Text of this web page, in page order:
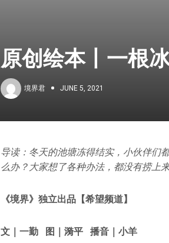
原创绘本丨一根
境界君 JUNE 5, 2021
导读：冬天的池塘冻得结实，小伙伴们
么办？大家想了各种办法，都没有捞上
《境界》独立出品【希望频道】
文｜一勤 图｜漪平 播音｜小羊